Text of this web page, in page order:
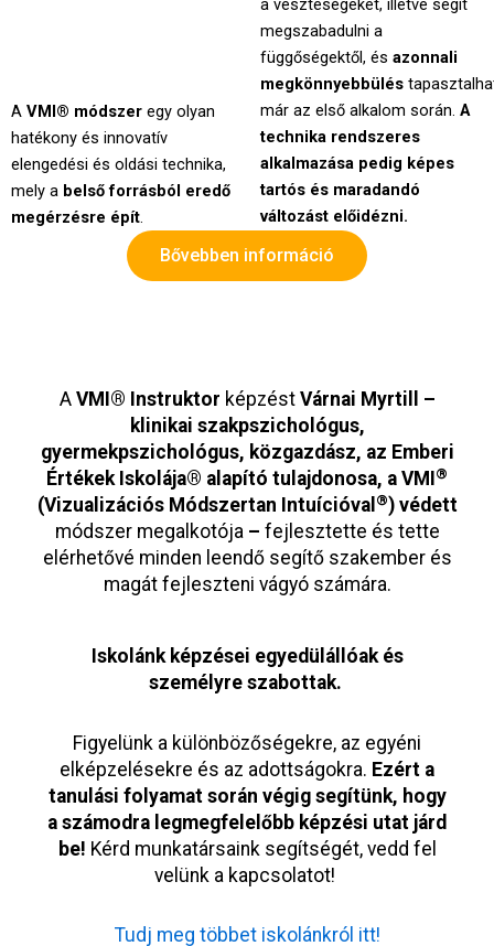
A VMI® módszer egy olyan
hatékony és innovatív
elengedési és oldási technika,
mely a belső forrásból eredő
megérzésre épít.
a veszteségeket, illetve segít
megszabadulni a
függőségektől, és azonnali
megkönnyebbülés
már az első alkalom során. A
technika rendszeres
alkalmazása pedig képes
tartós és maradandó
változást előidézni.
Bővebben információ
A VMI® Instruktor képzést Várnai Myrtill –
klinikai szakpszichológus,
gyermekpszichológus, közgazdász, az Emberi
Értékek Iskolája® alapító tulajdonosa, a VMI ®
(Vizualizációs Módszertan Intuícióval ®) védett
módszer megalkotója– fejlesztette és tette
elérhetővé minden leendő segítő szakember és
magát fejleszteni vágyó számára.
Iskolánk képzései egyedülállóak és
személyre szabottak.
Figyelünk a különbözőségekre, az egyéni
elképzelésekre és az adottságokra. Ezért a
tanulási folyamat során végig segítünk, hogy
a számodra legmegfelelőbb képzési utat járd
be! Kérd munkatársaink segítségét, vedd fel
velünk a kapcsolatot!
Tudj meg többet iskolánkról itt!